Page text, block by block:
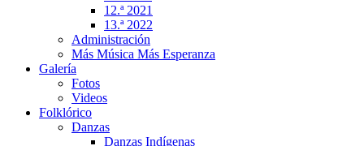
12.ª 2021
13.ª 2022
Administración
Más Música Más Esperanza
Galería
Fotos
Videos
Folklórico
Danzas
Danzas Indígenas